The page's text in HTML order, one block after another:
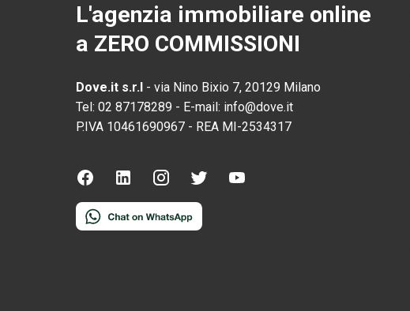
L'agenzia immobiliare online
a ZERO COMMISSIONI
Dove.it s.r.l - via Nino Bixio 7, 20129 Milano
Tel: 02 87178289 - E-mail: info@dove.it
P.IVA 10461690967 - REA MI-2534317